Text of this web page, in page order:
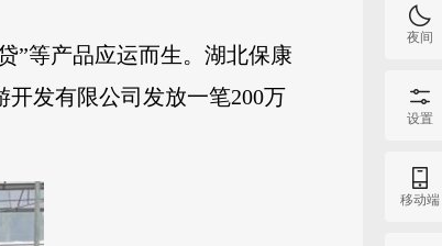
”等产品应运而生。湖北保康
发有限公司发放一笔200万
夜间
设置
移动端